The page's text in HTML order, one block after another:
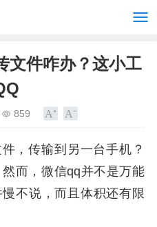
文件咋办？这小工
859
，传输到另一台手机？
而，微信qq并不是万能
不说，而且体积还有限